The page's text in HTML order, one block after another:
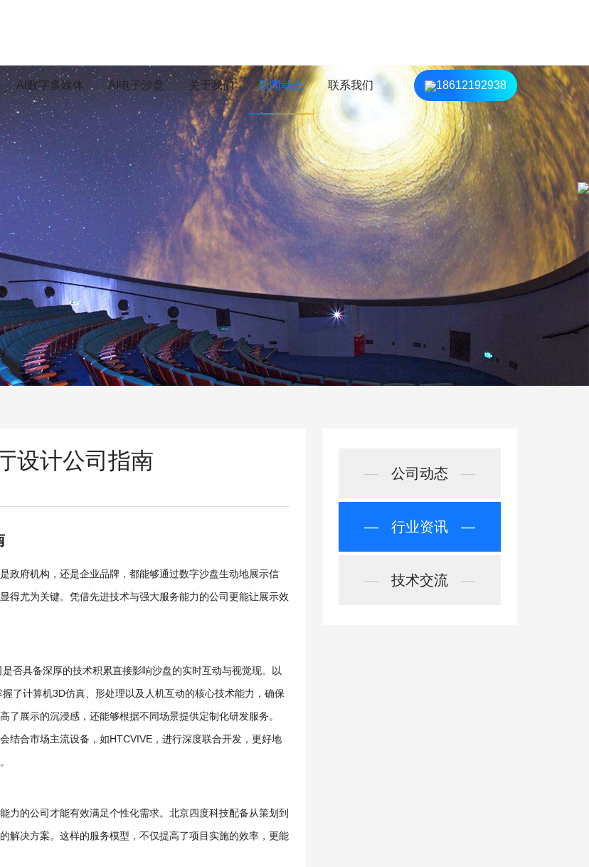
18612192938
AI数字多媒体 AI电子沙盘 关于我们 新闻动态 联系我们
设计公司指南
政府机构，还是企业品牌，都能够通过数字沙盘生动地展示信
得尤为关键。凭借先进技术与强大服务能力的公司更能让展示效
是否具备深厚的技术积累直接影响沙盘的实时互动与视觉现。以
了计算机3D仿真、形处理以及人机互动的核心技术能力，确保
展示的沉浸感，还能够根据不同场景提供定制化研发服务。
结合市场主流设备，如HTCVIVE，进行深度联合开发，更好地
力的公司才能有效满足个性化需求。北京四度科技配备从策划到
解决方案。这样的服务模型，不仅提高了项目实施的效率，更能
— 公司动态—
— 行业资讯—
— 技术交流—